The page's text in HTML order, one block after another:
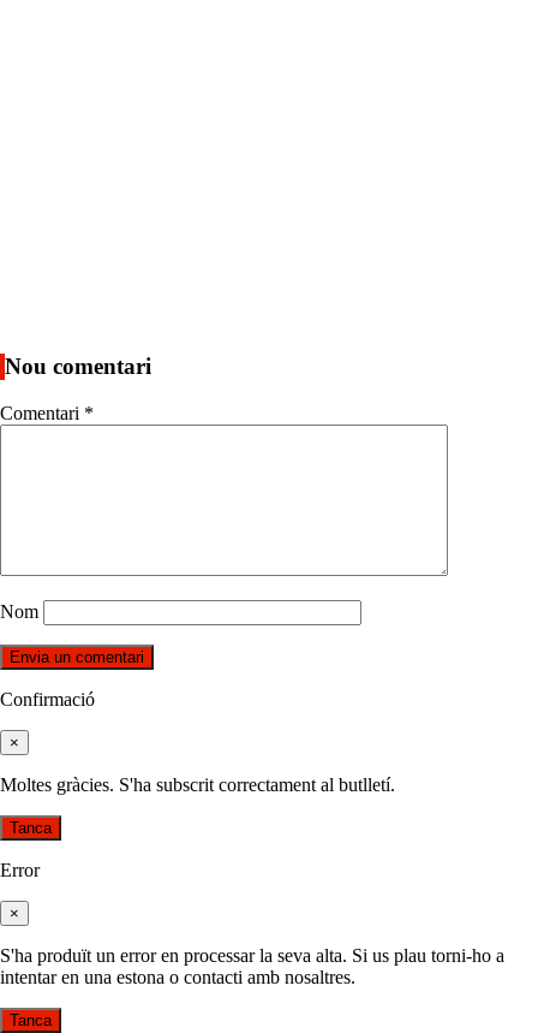
Nou comentari
Comentari *
Nom
Confirmació
×
Moltes gràcies. S'ha subscrit correctament al butlletí.
Tanca
Error
×
S'ha produït un error en processar la seva alta. Si us plau torni-ho a
intentar en una estona o contacti amb nosaltres.
Tanca